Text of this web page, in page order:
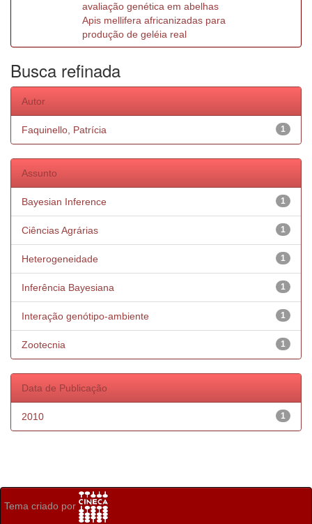
avaliação genética em abelhas
Apis mellifera africanizadas para
produção de geléia real
Busca refinada
Autor
1
Faquinello, Patrícia
Assunto
1
Bayesian Inference
1
Ciências Agrárias
1
Heterogeneidade
1
Inferência Bayesiana
1
Interação genótipo-ambiente
1
Zootecnia
Data de Publicação
1
2010
Tema criado por